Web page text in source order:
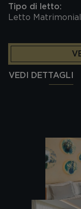
Tipo di letto:
Letto
VEDI DETTAGLI